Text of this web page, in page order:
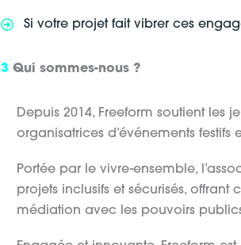
Si votre projet fait vibrer ces
3Qui sommes-nous ?
Depuis 2014, Freeform soutient les
organisatrices d’événements festifs
Portée par le vivre-ensemble,
projets inclusifs et sécurisés, offrant
médiation avec les pouvoirs